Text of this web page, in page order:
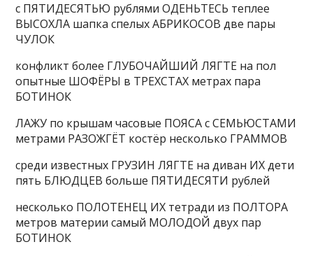
с ПЯТИДЕСЯТЬЮ рублями ОДЕНЬТЕСЬ теплее
ВЫСОХЛА шапка спелых АБРИКОСОВ две пары
ЧУЛОК
конфликт более ГЛУБОЧАЙШИЙ ЛЯГТЕ на пол
опытные ШОФЁРЫ в ТРЕХСТАХ метрах пара
БОТИНОК
ЛАЖУ по крышам часовые ПОЯСА с СЕМЬЮСТАМИ
метрами РАЗОЖГЁТ костёр несколько ГРАММОВ
среди известных ГРУЗИН ЛЯГТЕ на диван ИХ дети
пять БЛЮДЦЕВ больше ПЯТИДЕСЯТИ рублей
несколько ПОЛОТЕНЕЦ ИХ тетради из ПОЛТОРА
метров материи самый МОЛОДОЙ двух пар
БОТИНОК